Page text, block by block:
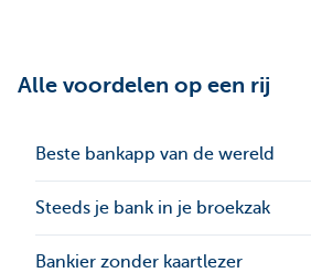
Alle voordelen op een rij
Beste bankapp van de wereld
Steeds je bank in je broekzak
Bankier zonder kaartlezer